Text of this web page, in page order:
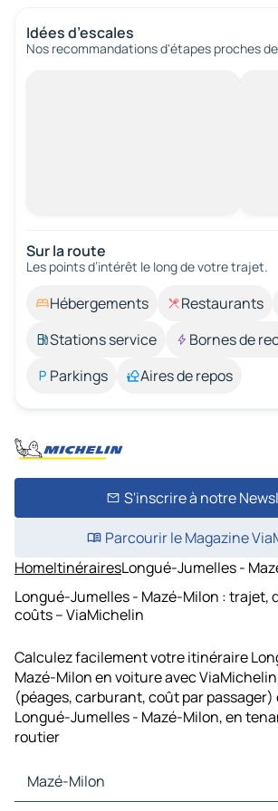
Idées d’escales
Nos recommandations d'étapes proches
Sur la route
Les points d’intérêt le long de votre trajet.
Hébergements Restaurants
Stations service
Bornes de
Parkings
Aires de repos
S'inscrire à notre
Parcourir le Magazine
HomeItinérairesLongué-Jumelles -
Longué-Jumelles - Mazé-Milon : trajet,
coûts – ViaMichelin
Calculez facilement votre itinéraire
Mazé-Milon en voiture avec
(péages, carburant, coût par
Longué-Jumelles - Mazé-Milon, en
routier
Mazé-Milon